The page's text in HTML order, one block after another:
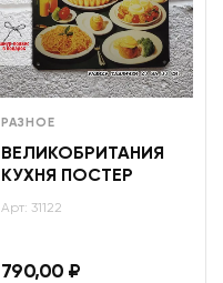
РАЗНОЕ
ВЕЛИКОБРИТАНИЯ
КУХНЯ ПОСТЕР
Арт: 31122
790,00 ₽